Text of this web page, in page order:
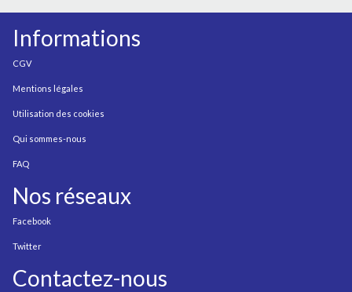
Informations
CGV
Mentions légales
Utilisation des cookies
Qui sommes-nous
FAQ
Nos réseaux
Facebook
Twitter
Contactez-nous